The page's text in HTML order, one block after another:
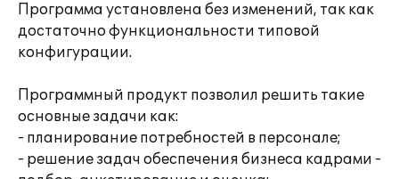
Программа установлена без изменений, так как
достаточно функциональности типовой
конфигурации.
Программный продукт позволил решить такие
основные задачи как:
- планирование потребностей в персонале;
- решение задач обеспечения бизнеса кадрами -